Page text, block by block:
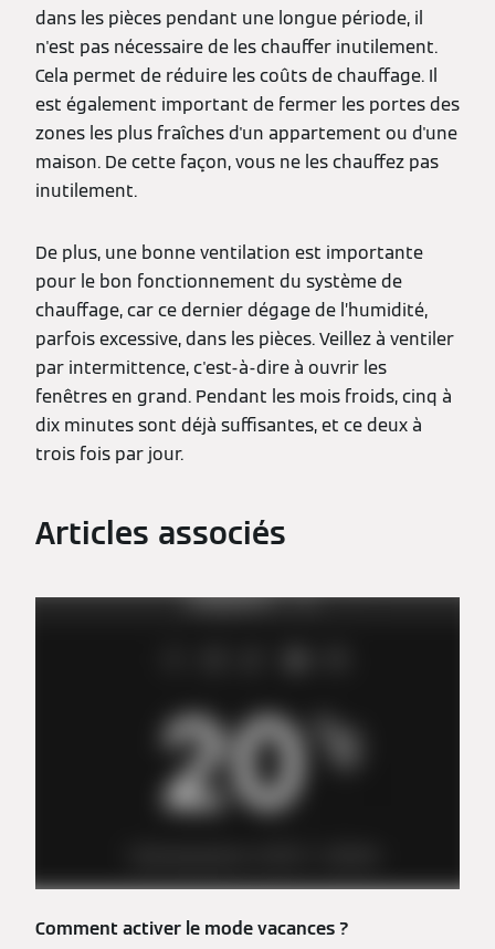
dans les pièces pendant une longue période, il
n'est pas nécessaire de les chauffer inutilement.
Cela permet de réduire les coûts de chauffage. Il
est également important de fermer les portes des
zones les plus fraîches d'un appartement ou d'une
maison. De cette façon, vous ne les chauffez pas
inutilement.
De plus, une bonne ventilation est importante
pour le bon fonctionnement du système de
chauffage, car ce dernier dégage de l’humidité,
parfois excessive, dans les pièces. Veillez à ventiler
par intermittence, c'est-à-dire à ouvrir les
fenêtres en grand. Pendant les mois froids, cinq à
dix minutes sont déjà suffisantes, et ce deux à
trois fois par jour.
Articles associés
Comment activer le mode vacances ?